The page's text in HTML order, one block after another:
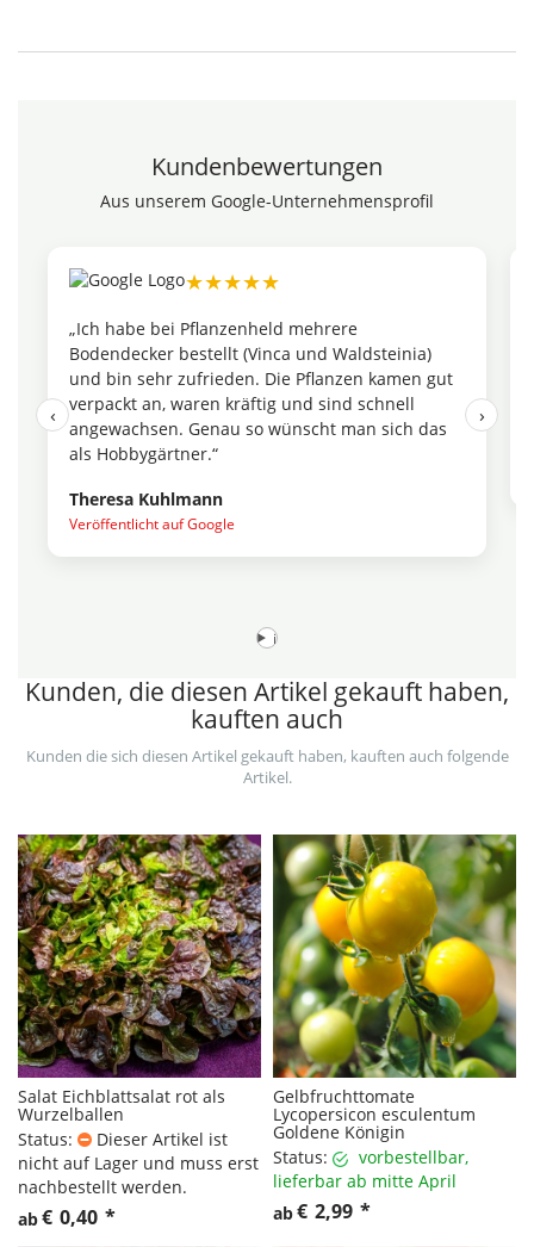
Kundenbewertungen
Aus unserem Google-Unternehmensprofil
★★★★★
bei Pflanzenheld mehrere
bestellt (Vinca und Waldsteinia)
zufrieden. Die Pflanzen kamen gut
an, waren kräftig und sind schnell
Genau so wünscht man sich das
auf Google
einem
dass hier Wert
ich jederzeit
‹ ›
i
Kunden, die diesen Artikel gekauft haben,
kauften auch
Kunden die sich diesen Artikel gekauft haben, kauften auch folgende
Artikel.
Salat Eichblattsalat rot als
Wurzelballen
Status:
Dieser Artikel ist
nicht auf Lager und muss erst
nachbestellt werden.
ab€ 0,40 *
Gelbfruchttomate
Lycopersicon esculentum
Goldene Königin
Status:
vorbestellbar,
lieferbar ab mitte April
ab€ 2,99 *